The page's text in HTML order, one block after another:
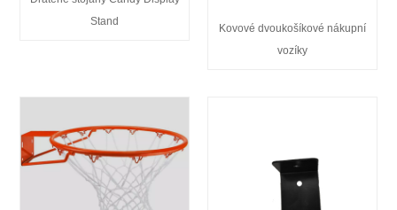
Stand
Kovové dvoukošíkové nákupní
vozíky